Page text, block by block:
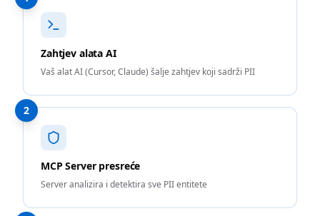
Zahtjev alata AI
Vaš alat AI (Cursor, Claude) šalje zahtjev koji sadrži PII
2
MCP Server presreće
Server analizira i detektira sve PII entitete